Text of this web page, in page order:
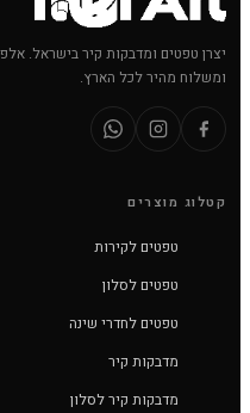
יצרן טפטים ומדבקות קיר בישראל.
ומשלוח מהיר לכל הארץ.
קטלוג מוצרים
טפטים לקירות
טפטים לסלון
טפטים לחדרי שינה
מדבקות קיר
מדבקות קיר לסלון